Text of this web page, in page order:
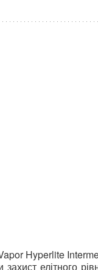
Hyperlite
елітного